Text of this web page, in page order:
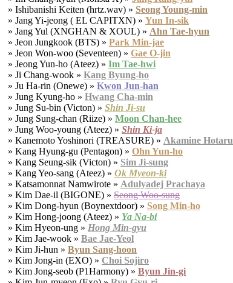
» Ishibanishi Keiten (hrtz.wav) » Seong Young-min
» Jang Yi-jeong ( EL CAPITXN) » Yun In-sik
» Jang Yul (XNGHAN & XOUL) » Ahn Tae-hyun
» Jeon Jungkook (BTS) » Park Min-jae
» Jeon Won-woo (Seventeen) » Gae O-jin
» Jeong Yun-ho (Ateez) » Im Tae-hwi
» Ji Chang-wook » Kang Byung-ho
» Ju Ha-rin (Onewe) » Kwon Jun-han
» Jung Kyung-ho » Hwang Cha-min
» Jung Su-bin (Victon) » Shin Ji-su
» Jung Sung-chan (Riize) » Moon Chan-hee
» Jung Woo-young (Ateez) » Shin Ki-ja
» Kanemoto Yoshinori (TREASURE) » Akamine Hotaru
» Kang Hyung-gu (Pentagon) » Ohn Yun-ho
» Kang Seung-sik (Victon) » Sim Ji-sung
» Kang Yeo-sang (Ateez) » Ok Myeon-ki
» Katsamonnat Namwirote » Adulyadej Prachaya
» Kim Dae-il (BIGONE) » Seong Woo-sung
» Kim Dong-hyun (Boynextdoor) » Song Min-ho
» Kim Hong-joong (Ateez) » Ya Na-bi
» Kim Hyeon-ung » Hong Min-gyu
» Kim Jae-wook » Bae Jae-Yeol
» Kim Ji-hun » Byun Sang-hoon
» Kim Jong-in (EXO) » Choi Sojiro
» Kim Jong-seob (P1Harmony) » Byun Jin-gi